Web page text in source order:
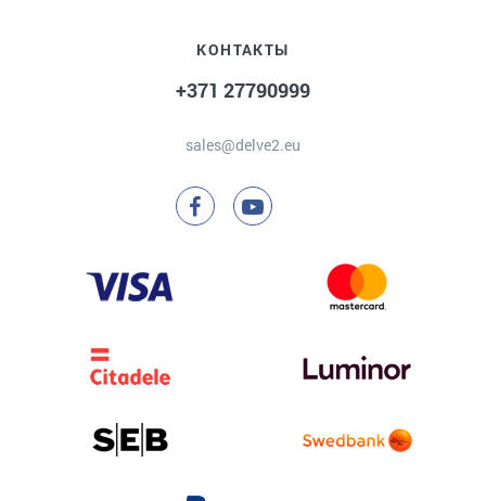
КОНТАКТЫ
+371 27790999
sales@delve2.eu